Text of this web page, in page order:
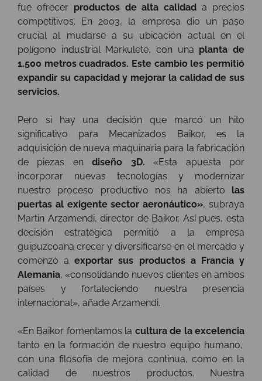
fue ofrecer productos de alta calidad a precios
competitivos. En 2003, la empresa dio un paso
crucial al mudarse a su ubicación actual en el
polígono industrial Markulete, con una planta de
1.500 metros cuadrados. Este cambio les permitió
expandir su capacidad y mejorar la calidad de sus
servicios.
Pero si hay una decisión que marcó un hito
significativo para Mecanizados Baikor, es la
adquisición de nueva maquinaria para la fabricación
de piezas endiseño 3D. «Esta apuesta por
incorporar nuevas tecnologías y modernizar
nuestro proceso productivo nos ha abierto las
puertas al exigente sector aeronáutico», subraya
Martin Arzamendi, director de Baikor. Así pues, esta
decisión estratégica permitió a la empresa
guipuzcoana crecer y diversificarse en el mercado y
comenzó aexportar sus productos a Francia y
Alemania, «consolidando nuevos clientes en ambos
países y fortaleciendo nuestra presencia
internacional», añade Arzamendi.
«En Baikor fomentamos la cultura de la excelencia
tanto en la formación de nuestro equipo humano,
con una filosofía de mejora continua, como en la
calidad de nuestros productos. Nuestra